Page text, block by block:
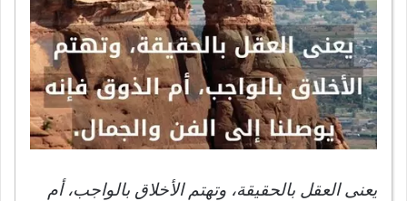
يعنى العقل بالحقيقة، وتهتم الأخلاق بالواجب، أم